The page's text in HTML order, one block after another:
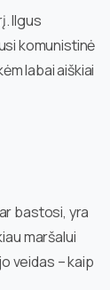
Ilgus
komunistinė
labai aiškiai
bastosi, yra
maršalui
veidas – kaip